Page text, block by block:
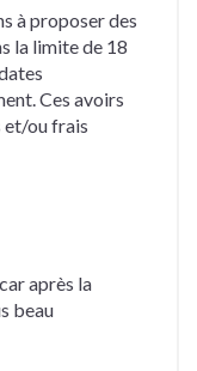
à proposer des
la limite de 18
Ces avoirs
ou frais
après la
beau